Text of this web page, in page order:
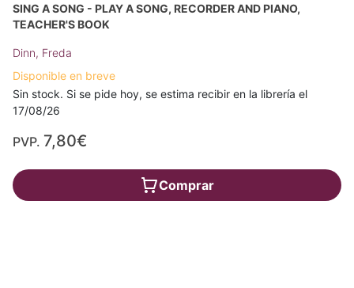
SING A SONG - PLAY A SONG, RECORDER AND PIANO,
TEACHER'S BOOK
Dinn, Freda
Disponible en breve
Sin stock. Si se pide hoy, se estima recibir en la librería el
17/08/26
PVP. 7,80€
Comprar